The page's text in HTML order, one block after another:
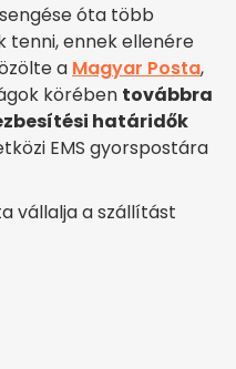
óta több
ennek ellenére
a Magyar Posta,
körében továbbra
határidők
EMS gyorspostára
vállalja a szállítást